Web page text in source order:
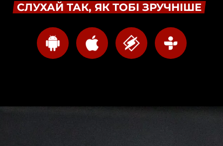
СЛУХАЙ ТАК, ЯК ТОБІ ЗРУЧНІШЕ